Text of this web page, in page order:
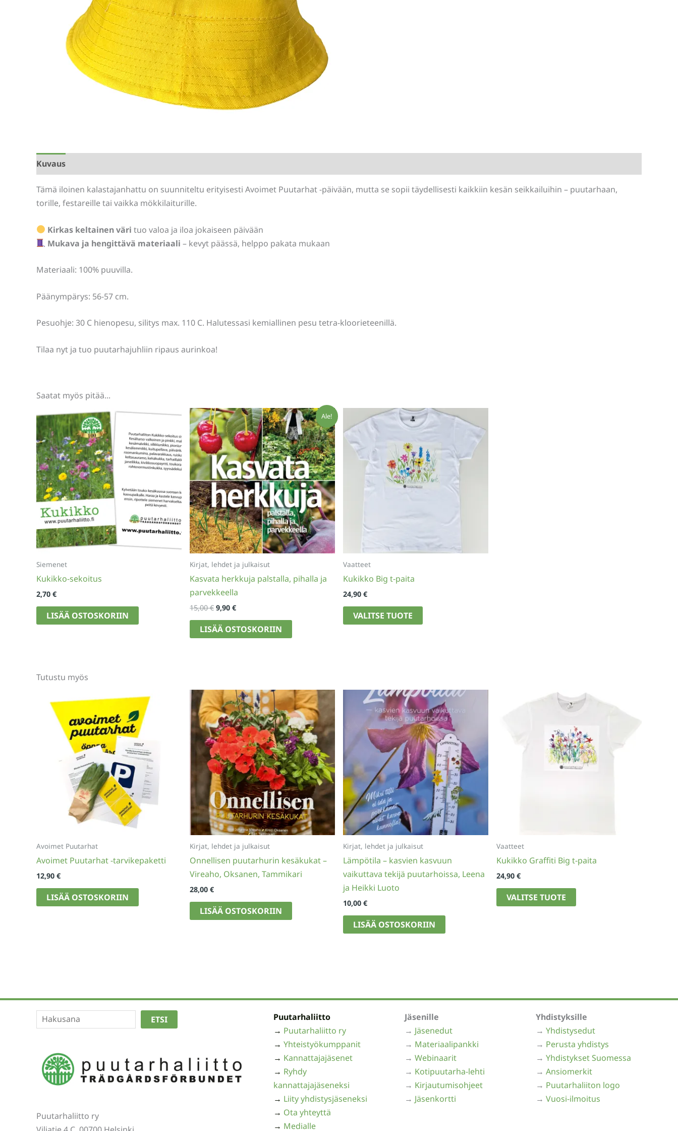
Kuvaus
Tämä iloinen kalastajanhattu on suunniteltu erityisesti Avoimet Puutarhat -päivään, mutta se sopii täydellisesti kaikkiin kesän seikkailuihin – puutarhaan,
torille, festareille tai vaikka mökkilaiturille.
Kirkas keltainen väri tuo valoa ja iloa jokaiseen päivään
Mukava ja hengittävä materiaali – kevyt päässä, helppo pakata mukaan
Materiaali: 100% puuvilla.
Päänympärys: 56-57 cm.
Pesuohje: 30 C hienopesu, silitys max. 110 C. Halutessasi kemiallinen pesu tetra-kloorieteenillä.
Tilaa nyt ja tuo puutarhajuhliin ripaus aurinkoa!
Saatat myös pitää...
Siemenet
Kukikko-sekoitus
2,70 €
LISÄÄ OSTOSKORIIN
Ale!
Kirjat, lehdet ja julkaisut
Kasvata herkkuja palstalla, pihalla ja
parvekkeella
15,00€ Alkuperäinen
oli:
15,00 €.
9,90 €Nykyinen
on:
9,90 €.
LISÄÄ OSTOSKORIIN
Vaatteet
Kukikko Big t-paita
24,90 €
VALITSE TUOTE
Tällä
tuotteella
tehdä
valinnat
tuotteen
sivulla.
Tutustu myös
Avoimet Puutarhat
Avoimet Puutarhat -tarvikepaketti
12,90 €
LISÄÄ OSTOSKORIIN
Kirjat, lehdet ja julkaisut
Onnellisen puutarhurin kesäkukat –
Vireaho, Oksanen, Tammikari
28,00 €
LISÄÄ OSTOSKORIIN
Kirjat, lehdet ja julkaisut
Lämpötila – kasvien kasvuun
vaikuttava tekijä puutarhoissa, Leena
ja Heikki Luoto
10,00 €
LISÄÄ OSTOSKORIIN
Vaatteet
Kukikko Graffiti Big t-paita
24,90 €
VALITSE TUOTE
Tällä
tuotteella
tuotteen
sivulla.
EtsiETSI
Puutarhaliitto ry
Puutarhaliitto
→ Puutarhaliitto ry
→ Yhteistyökumppanit
→ Kannattajajäsenet
→ Ryhdy
kannattajajäseneksi
→ Liity yhdistysjäseneksi
→ Ota yhteyttä
→ Medialle
Jäsenille
→ Jäsenedut
→ Materiaalipankki
→ Webinaarit
→ Kotipuutarha-lehti
→ Kirjautumisohjeet
→ Jäsenkortti
Yhdistyksille
→ Yhdistysedut
→ Perusta yhdistys
→ Yhdistykset Suomessa
→ Ansiomerkit
→ Puutarhaliiton logo
→ Vuosi-ilmoitus